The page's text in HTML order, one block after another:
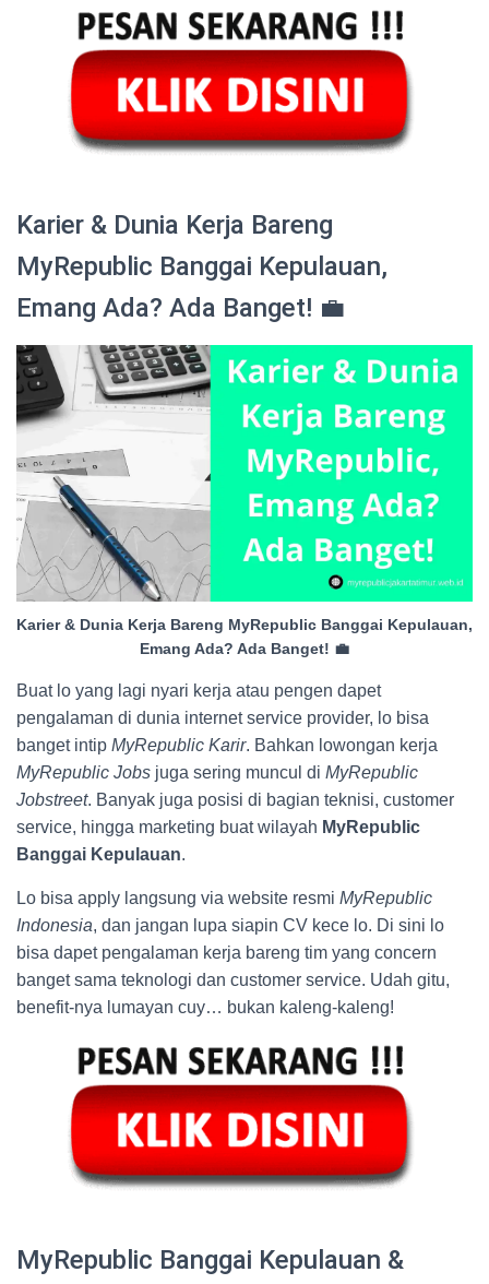
Karier & Dunia Kerja Bareng
MyRepublic Banggai Kepulauan,
Emang Ada? Ada Banget! 💼
Karier & Dunia Kerja Bareng MyRepublic Banggai Kepulauan,
Emang Ada? Ada Banget! 💼
Buat lo yang lagi nyari kerja atau pengen dapet
pengalaman di dunia internet service provider, lo bisa
banget intip MyRepublic Karir. Bahkan lowongan kerja
MyRepublic Jobs juga sering muncul di MyRepublic
Jobstreet. Banyak juga posisi di bagian teknisi, customer
service, hingga marketing buat wilayah MyRepublic
Banggai Kepulauan.
Lo bisa apply langsung via website resmi MyRepublic
Indonesia, dan jangan lupa siapin CV kece lo. Di sini lo
bisa dapet pengalaman kerja bareng tim yang concern
banget sama teknologi dan customer service. Udah gitu,
benefit-nya lumayan cuy… bukan kaleng-kaleng!
MyRepublic Banggai Kepulauan &